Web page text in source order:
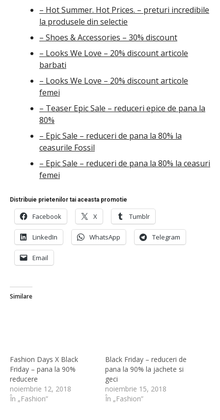
– Hot Summer. Hot Prices. – preturi incredibile
la produsele din selectie
– Shoes & Accessories – 30% discount
– Looks We Love – 20% discount articole
barbati
– Looks We Love – 20% discount articole
femei
– Teaser Epic Sale – reduceri epice de pana la
80%
– Epic Sale – reduceri de pana la 80% la
ceasurile Fossil
– Epic Sale – reduceri de pana la 80% la ceasuri
femei
Distribuie prietenilor tai aceasta promotie
Facebook X Tumblr
LinkedIn WhatsApp Telegram
Email
Similare
Fashion Days X Black
Friday – pana la 90%
reducere
noiembrie 12, 2018
În „Fashion”
Black Friday – reduceri de
pana la 90% la jachete si
geci
noiembrie 15, 2018
În „Fashion”